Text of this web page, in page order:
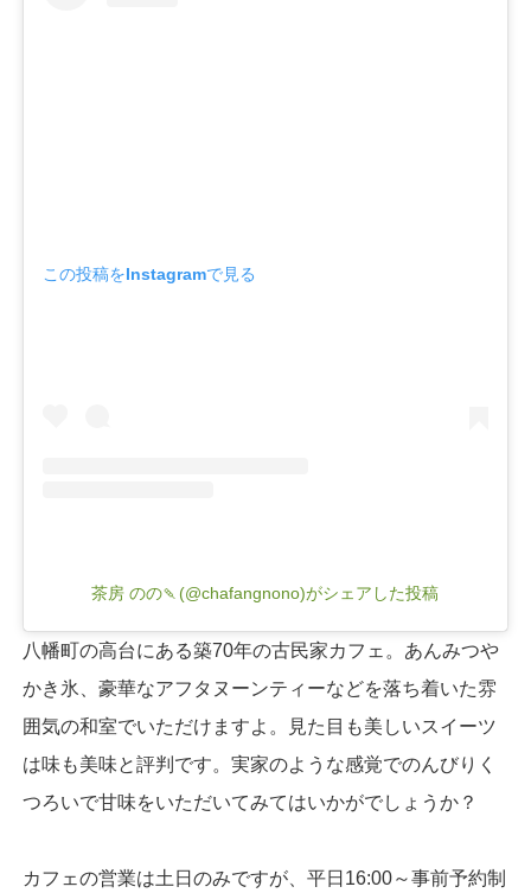
この投稿をInstagramで見る
茶房 のの🍡(@chafangnono)がシェアした投稿
八幡町の高台にある築70年の古民家カフェ。あんみつや
かき氷、豪華なアフタヌーンティーなどを落ち着いた雰
囲気の和室でいただけますよ。見た目も美しいスイーツ
は味も美味と評判です。実家のような感覚でのんびりく
つろいで甘味をいただいてみてはいかがでしょうか？
カフェの営業は土日のみですが、平日16:00～事前予約制